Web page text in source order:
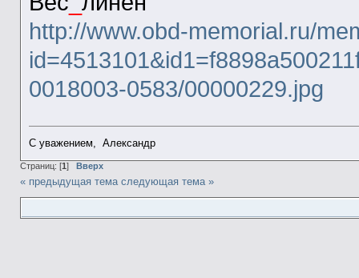
http://www.obd-memorial.ru/
0018003-0583/00000229.jpg
С уважением, Александр
Страниц: [1] Вверх
« предыдущая тема следующая тема »